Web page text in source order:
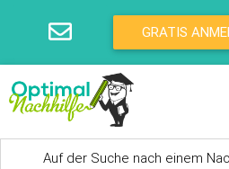
GRATIS
Auf der Suche nach einem